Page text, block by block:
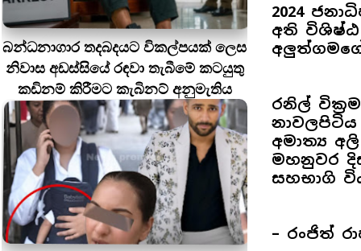
බන්ධනාගාර තදබදයට විකල්පයක් ලෙස
නිවාස අඩස්සියේ රඳවා තැබීමේ කටයුතු
කඩිනම් කිරීමට කැබිනට් අනුමැතිය
2024
අති
රනිල්
නාවලපිටිය
අමාත්‍ය
මහනුවර
සහභාගි
– රංජිත්